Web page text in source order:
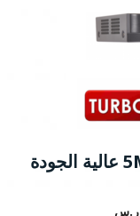
كاميرات مراقبة 5MP Hikvision عالية الجودة
ر.س